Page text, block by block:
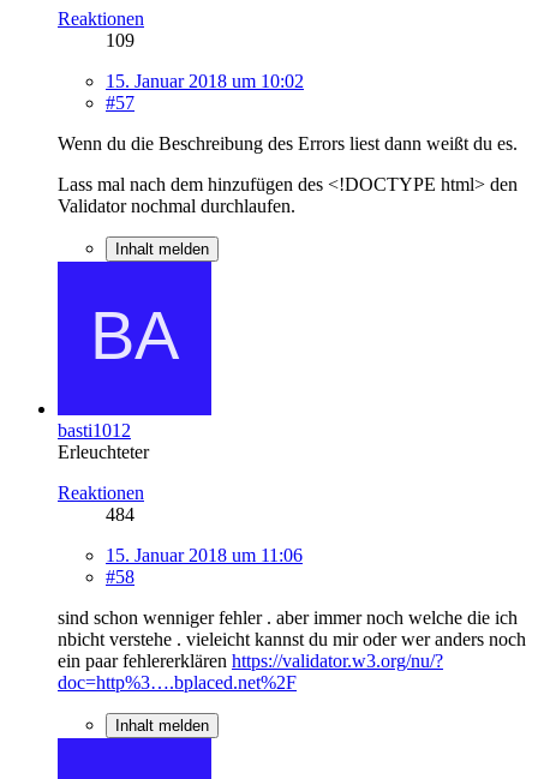
Reaktionen
109
15. Januar 2018 um 10:02
#57
Wenn du die Beschreibung des Errors liest dann weißt du es.
Lass mal nach dem hinzufügen des <!DOCTYPE html> den
Validator nochmal durchlaufen.
Inhalt melden
basti1012
Erleuchteter
Reaktionen
484
15. Januar 2018 um 11:06
#58
sind schon wenniger fehler . aber immer noch welche die ich
nbicht verstehe . vieleicht kannst du mir oder wer anders noch
ein paar fehlererklären https://validator.w3.org/nu/?
doc=http%3….bplaced.net%2F
Inhalt melden